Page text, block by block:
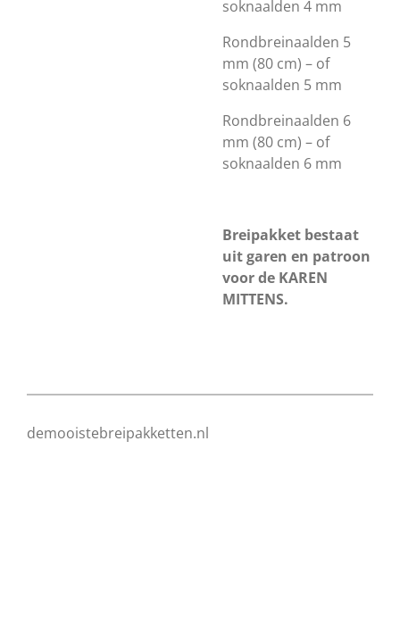
soknaalden 4 mm
Rondbreinaalden 5
mm (80 cm) – of
soknaalden 5 mm
Rondbreinaalden 6
mm (80 cm) – of
soknaalden 6 mm
Breipakket bestaat
uit garen en patroon
voor de KAREN
MITTENS.
demooistebreipakketten.nl